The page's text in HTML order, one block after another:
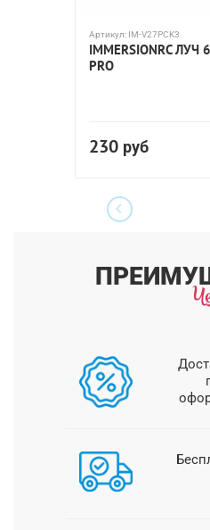
Артикул: IM-V27PCK3
IMMERSIONRC ЛУЧ
PRO
230 руб